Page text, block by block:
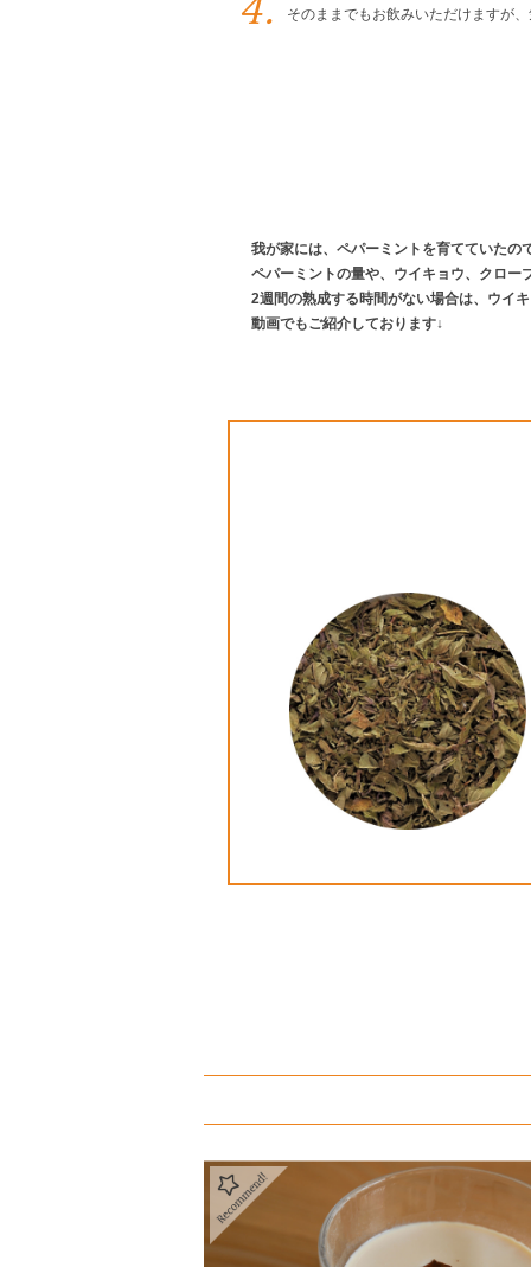
そのままでもお飲みいただけますが
我が家には、ペパーミントを育てていたの
ペパーミントの量や、ウイキョウ、クロー
2週間の熟成する時間がない場合は、ウイ
動画でもご紹介しております↓